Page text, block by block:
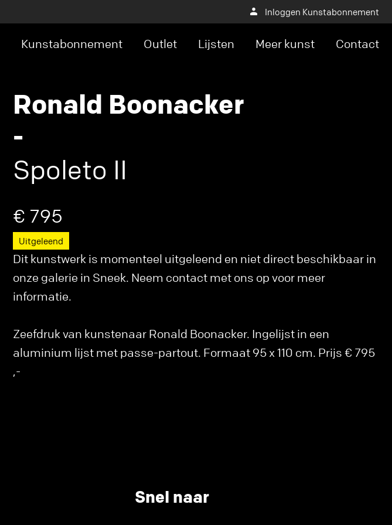
Inloggen Kunstabonnement
Kunstabonnement Outlet Lijsten Meer kunst Contact
Ronald Boonacker
-
Spoleto II
€ 795
Uitgeleend
Dit kunstwerk is momenteel uitgeleend en niet direct beschikbaar in
onze galerie in Sneek. Neem contact met ons op voor meer
informatie.
Zeefdruk van kunstenaar Ronald Boonacker. Ingelijst in een
aluminium lijst met passe-partout. Formaat 95 x 110 cm. Prijs € 795
,-
Snel naar